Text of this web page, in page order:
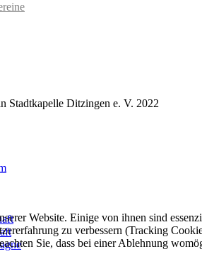
Stadtkapelle Ditzingen e. V. 2022
Website. Einige von ihnen sind
zu verbessern (Tracking
Sie, dass bei einer Ablehnung